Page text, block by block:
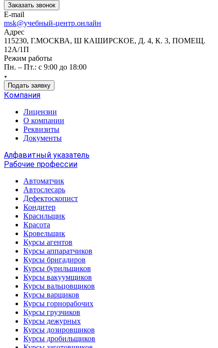
Заказать звонок
E-mail
msk@учебный-центр.онлайн
Адрес
115230, Г.МОСКВА, Ш КАШИРСКОЕ, Д. 4, К. 3, ПОМЕЩ.
12А/1П
Режим работы
Пн. – Пт.: с 9:00 до 18:00
Подать заявку
Компания
Лицензии
О компании
Реквизиты
Документы
Алфавитный указатель
Рабочие профессии
Автоматчик
Автослесарь
Дефектоскопист
Кондитер
Красильщик
Красота
Кровельщик
Курсы агентов
Курсы аппаратчиков
Курсы бригадиров
Курсы бурильщиков
Курсы вакуумщиков
Курсы вальцовщиков
Курсы варщиков
Курсы горнорабочих
Курсы грузчиков
Курсы дежурных
Курсы дозировщиков
Курсы дробильщиков